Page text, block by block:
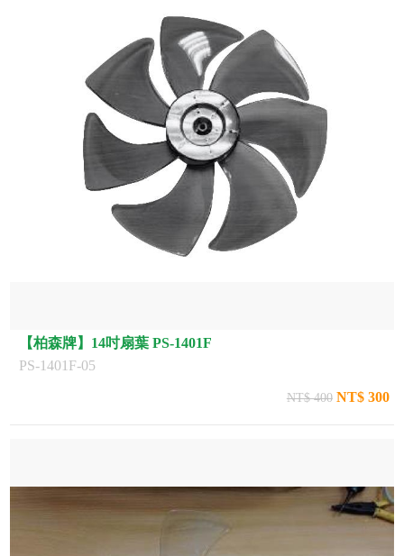
【柏森牌】14吋扇葉 PS-1401F
PS-1401F-05
NT$ 400 NT$ 300